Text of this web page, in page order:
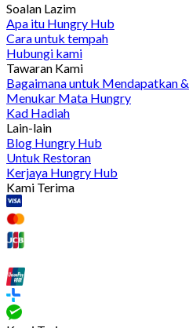
Soalan Lazim
Apa itu Hungry Hub
Cara untuk tempah
Hubungi kami
Tawaran Kami
Bagaimana untuk Mendapatkan &
Menukar Mata Hungry
Kad Hadiah
Lain-lain
Blog Hungry Hub
Untuk Restoran
Kerjaya Hungry Hub
Kami Terima